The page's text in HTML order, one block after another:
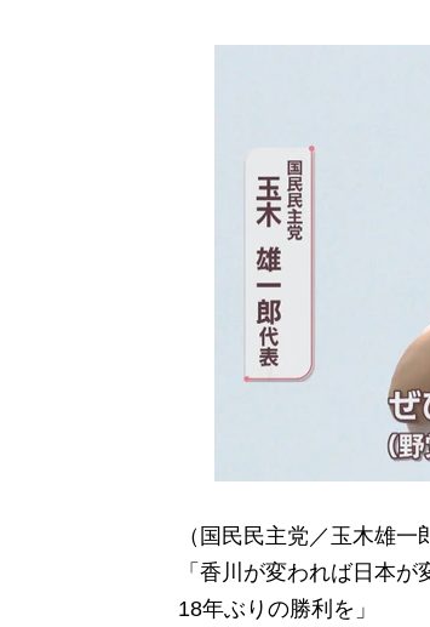
（国民民主党／玉木雄一
「香川が変われば日本
18年ぶりの勝利を」